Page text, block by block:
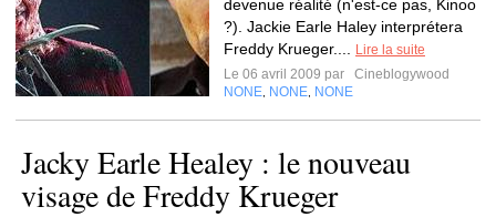
devenue réalité (n'est-ce pas, Kinoo
?). Jackie Earle Haley interprétera
Freddy Krueger....
Lire la suite
Le 06 avril 2009 par
Cineblogywood
NONE NONE NONE
Jacky Earle Healey : le nouveau
visage de Freddy Krueger